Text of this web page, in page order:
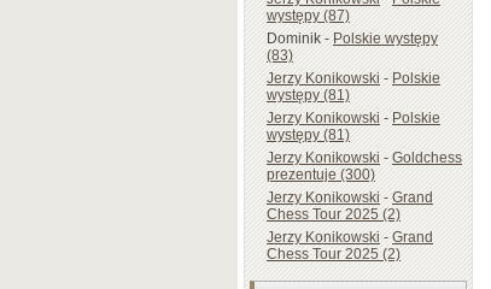
występy (87)
Dominik-Polskie występy
(83)
Jerzy Konikowski-Polskie
występy (81)
Jerzy Konikowski-Polskie
występy (81)
Jerzy Konikowski-Goldchess
prezentuje (300)
Jerzy Konikowski-Grand
Chess Tour 2025 (2)
Jerzy Konikowski-Grand
Chess Tour 2025 (2)